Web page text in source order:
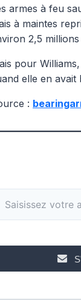
armes à feu
à maintes
2,5
pour
elle en avait
:
adresse e-mail…